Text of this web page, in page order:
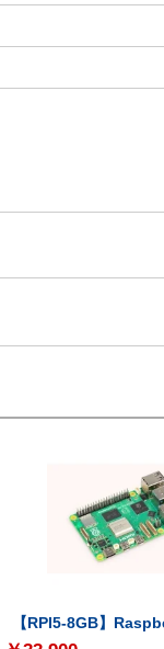
【RPI5-8GB】